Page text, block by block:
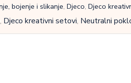
bojenje i slikanje, Djeco, Djeco
, Djeco kreativni setovi, Neutralni